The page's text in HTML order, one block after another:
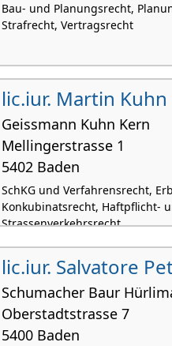
Bau- und Planungsrecht,
Strafrecht, Vertragsrecht
lic.iur. Martin Kuhn
Geissmann Kuhn Kern
Mellingerstrasse 1
5402 Baden
SchKG und Verfahrensrecht,
Konkubinatsrecht, Haftpflicht-
Strassenverkehrsrecht
lic.iur. Salvatore
Schumacher Baur
Oberstadtstrasse 7
5400 Baden